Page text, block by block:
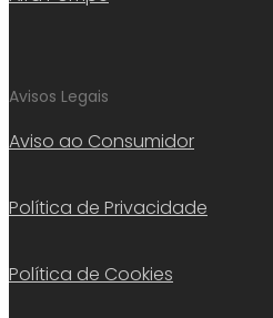
Avisos Legais
Aviso ao Consumidor
Política de Privacidade
Política de Cookies